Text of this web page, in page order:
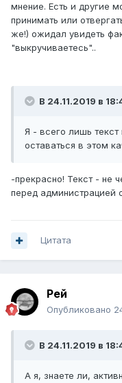
мнение. Есть и другие
принимать или
же!) ожидал увидеть
"выкручиваетесь"..
В 24.11.2019 в
Я - всего лишь
оставаться в этом
-прекрасно! Текст - не
перед администрацией
Цитата
Рей
Опубликовано
В 24.11.2019 в
А я, знаете ли,